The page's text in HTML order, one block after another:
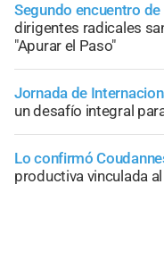
Segundo encuentro
dirigentes radicales
"Apurar el Paso"
Jornada de
un desafío integral
Lo confirmó
productiva vinculada